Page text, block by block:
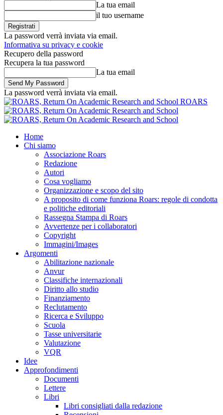
La tua email
il tuo username
La password verrà inviata via email.
Informativa su privacy e cookie
Recupero della password
Recupera la tua password
La tua email
La password verrà inviata via email.
ROARS
Home
Chi siamo
Associazione Roars
Redazione
Autori
Cosa vogliamo
Organizzazione e scopo del sito
A proposito di come funziona Roars: regole di condotta
e politiche editoriali
Rassegna Stampa di Roars
Avvertenze per i collaboratori
Copyright
Immagini/Images
Argomenti
Abilitazione nazionale
Anvur
Classifiche internazionali
Diritto allo studio
Finanziamento
Reclutamento
Ricerca e Sviluppo
Scuola
Tasse universitarie
Valutazione
VQR
Idee
Approfondimenti
Documenti
Lettere
Libri
Libri consigliati dalla redazione